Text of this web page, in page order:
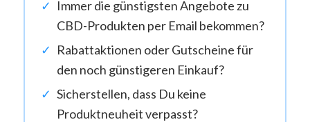
Immer die günstigsten Angebote zu
CBD-Produkten per Email bekommen?
Rabattaktionen oder Gutscheine für
den noch günstigeren Einkauf?
Sicherstellen, dass Du keine
Produktneuheit verpasst?